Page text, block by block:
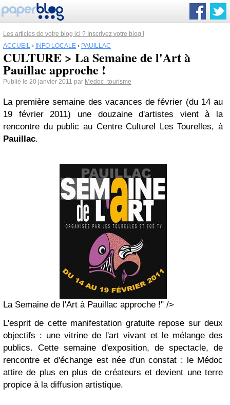
Les articles de votre blog ici ? Inscrivez votre blog !
ACCUEIL › INFO LOCALE › PAUILLAC
CULTURE > La Semaine de l'Art à
Pauillac approche !
Publié le 20 janvier 2011 par Medoc_tourisme
La première semaine des vacances de février (du 14 au
19 février 2011) une douzaine d'artistes vient à la
rencontre du public au Centre Culturel Les Tourelles, à
Pauillac.
La Semaine de l'Art à Pauillac approche !" />
L'esprit de cette manifestation gratuite repose sur deux
objectifs : une vitrine de l'art vivant et le mélange des
publics. Cette semaine d'exposition, de spectacle, de
rencontre et d'échange est née d'un constat : le Médoc
attire de plus en plus de créateurs et devient une terre
propice à la diffusion artistique.